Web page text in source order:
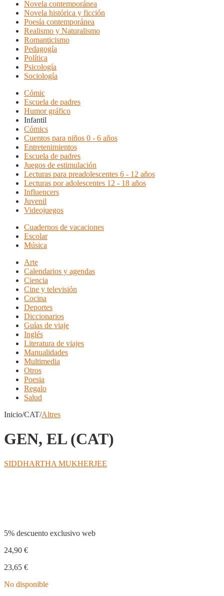
Novela contemporánea
Novela histórica y ficción
Poesía contemporánea
Realismo y Naturalismo
Romanticismo
Pedagogía
Política
Psicología
Sociología
Cómic
Escuela de padres
Humor gráfico
Infantil
Cómics
Cuentos para niños 0 - 6 años
Entretenimientos
Escuela de padres
Juegos de estimulación
Lecturas para preadolescentes 6 - 12 años
Lecturas por adolescentes 12 - 18 años
Influencers
Juvenil
Videojuegos
Cuadernos de vacaciones
Escolar
Música
Arte
Calendarios y agendas
Ciencia
Cine y televisión
Cocina
Deportes
Diccionarios
Guías de viaje
Inglés
Literatura de viajes
Manualidades
Multimedia
Otros
Poesia
Regalo
Salud
Inicio/CAT/Altres
GEN, EL (CAT)
SIDDHARTHA MUKHERJEE
5% descuento exclusivo web
24,90 €
23,65 €
No disponible